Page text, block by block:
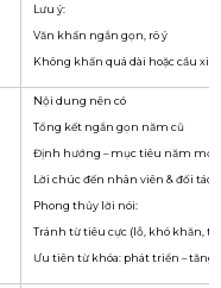
Lưu ý:
Văn khấn ngắn gọn, rõ ý
Không khấn quá dài hoặc cầu xin
Nội dung nên có
Tổng kết ngắn gọn năm cũ
Định hướng – mục tiêu năm mới
Lời chúc đến nhân viên & đối tác
Phong thủy lời nói:
Tránh từ tiêu cực (lỗ, khó khăn, trì
Ưu tiên từ khóa: phát triển –